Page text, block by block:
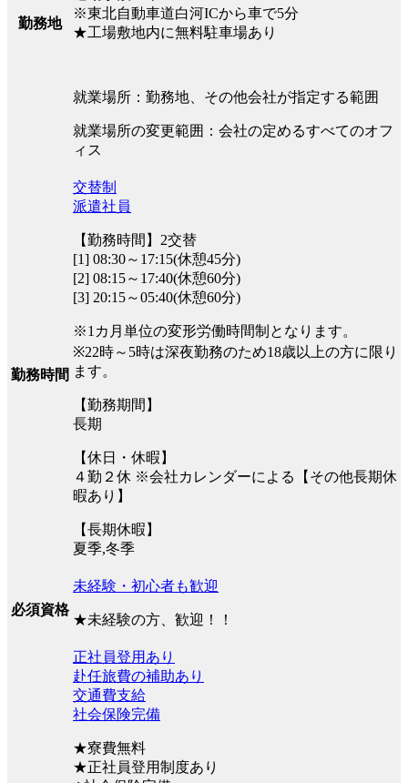
勤務地
※東北自動車道白河ICから車で5分
★工場敷地内に無料駐車場あり
就業場所：勤務地、その他会社が指定する範囲
就業場所の変更範囲：会社の定めるすべてのオフ
ィス
勤務時間
交替制
派遣社員
【勤務時間】2交替
[1] 08:30～17:15(休憩45分)
[2] 08:15～17:40(休憩60分)
[3] 20:15～05:40(休憩60分)
※1カ月単位の変形労働時間制となります。
※22時～5時は深夜勤務のため18歳以上の方に限り
ます。
【勤務期間】
長期
【休日・休暇】
４勤２休 ※会社カレンダーによる【その他長期休
暇あり】
【長期休暇】
夏季,冬季
必須資格
未経験・初心者も歓迎
★未経験の方、歓迎！！
正社員登用あり
赴任旅費の補助あり
交通費支給
社会保険完備
★寮費無料
★正社員登用制度あり